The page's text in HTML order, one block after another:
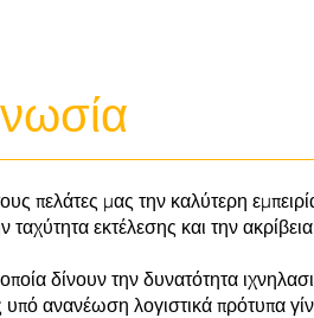
πελάτες μας την καλύτερη
εκτέλεσης και την
δίνουν την δυνατότητα
ανανέωση λογιστικά πρότυπα